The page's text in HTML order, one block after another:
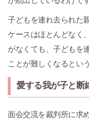
子どもを連れ去られた
ケースはほとんどなく
がなくても、子どもを
ことが難しくなるとい
愛する我が子と
面会交流を裁判所に求